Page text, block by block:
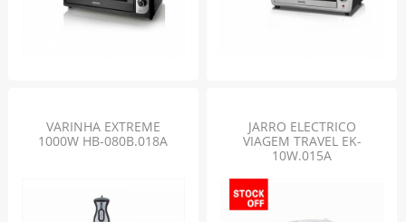
VARINHA EXTREME
1000W HB-080B.018A
JARRO ELECTRICO
VIAGEM TRAVEL EK-
10W.015A